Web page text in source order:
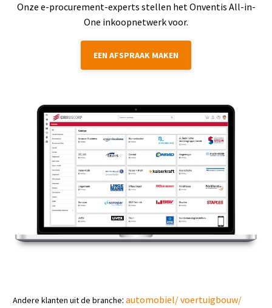
Onze e-procurement-experts stellen het Onventis All-in-
One inkoopnetwerk voor.
EEN AFSPRAAK MAKEN
Andere klanten uit de branche: automobiel/ voertuigbouw/